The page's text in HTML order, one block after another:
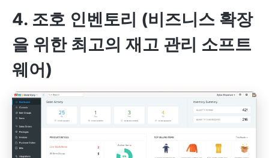
4. 조호 인벤토리 (비즈니스 확장
을 위한 최고의 재고 관리 소프트
웨어)